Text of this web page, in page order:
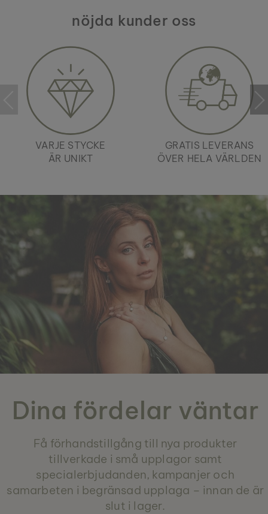
nöjda kunder oss
VARJE STYCKE
ÄR UNIKT
GRATIS LEVERANS
ÖVER HELA VÄRLDEN
Dina fördelar väntar
Få förhandstillgång till nya produkter
tillverkade i små upplagor samt
specialerbjudanden, kampanjer och
samarbeten i begränsad upplaga – innan de är
slut i lager.